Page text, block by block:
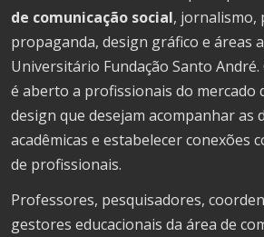
de comunicação social, jornalismo,
propaganda, design gráfico e áreas
Universitário Fundação Santo
é aberto a profissionais do mercado
design que desejam acompanhar as
acadêmicas e estabelecer conexões
de profissionais.
Professores, pesquisadores,
gestores educacionais da área de